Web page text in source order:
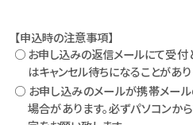
【申込時の注意事項】
○ お申し込みの返信メールにて受付
はキャンセル待ちになることがあり
○ お申し込みのメールが携帯メー
場合があります。必ずパソコンか